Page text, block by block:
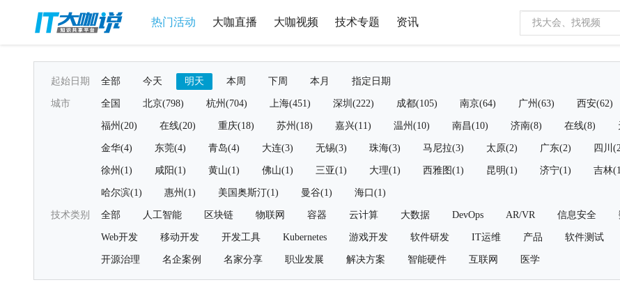
热门活动 大咖直播 大咖视频 技术专题 资讯
起始日期 全部 今天 明天 本周 下周 本月 指定日期
城市 全国 北京(798) 杭州(704) 上海(451) 深圳(222) 成都(105) 南京(64) 广州(63) 西安(62)
福州(20) 在线(20) 重庆(18) 苏州(18) 嘉兴(11) 温州(10) 南昌(10) 济南(8) 在线(8)
金华(4) 东莞(4) 青岛(4) 大连(3) 无锡(3) 珠海(3) 马尼拉(3) 太原(2) 广东(2) 四川
徐州(1) 咸阳(1) 黄山(1) 佛山(1) 三亚(1) 大理(1) 西雅图(1) 昆明(1) 济宁(1) 吉林
哈尔滨(1) 惠州(1) 美国奥斯汀(1) 曼谷(1) 海口(1)
技术类别 全部 人工智能 区块链 物联网 容器 云计算 大数据 DevOps AR/VR 信息安全
Web开发 移动开发 开发工具 Kubernetes 游戏开发 软件研发 IT运维 产品 软件测试
开源治理 名企案例 名家分享 职业发展 解决方案 智能硬件 互联网 医学